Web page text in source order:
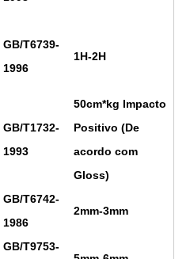
GB/T6739-
1996
1H-2H
GB/T1732-
1993
50cm*kg Impacto
Positivo (De
acordo com
Gloss)
GB/T6742-
1986
2mm-3mm
GB/T9753-